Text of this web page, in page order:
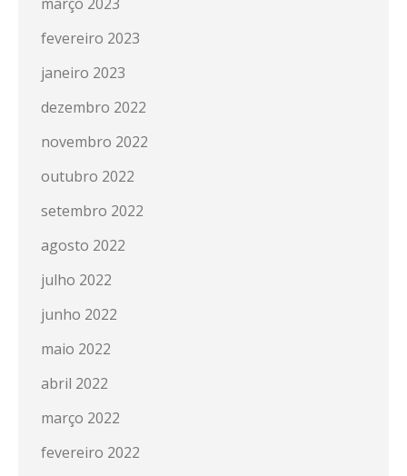
fevereiro 2023
janeiro 2023
dezembro 2022
novembro 2022
outubro 2022
setembro 2022
agosto 2022
julho 2022
junho 2022
maio 2022
abril 2022
março 2022
fevereiro 2022